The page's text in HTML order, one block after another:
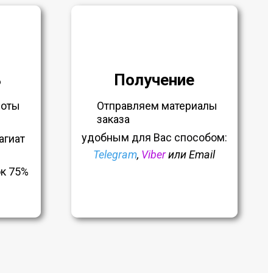
75%
Получение
Отправляем материалы
заказа
удобным для Вас способом:
Telegram, Viberили Email